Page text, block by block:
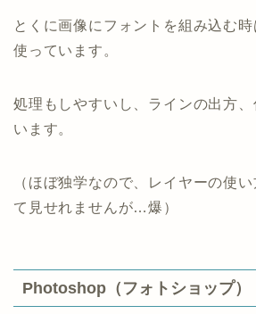
とくに画像にフォントを組み込む
使っています。
処理もしやすいし、ラインの出方
います。
（ほぼ独学なので、レイヤーの使
て見せれませんが…爆）
Photoshop（フォトショップ）